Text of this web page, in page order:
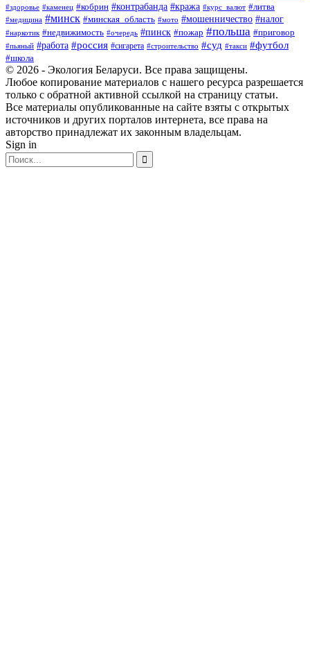
#здоровье #каменец #кобрин #контрабанда #кража #курс_валют #литва
#медицина #минск #минская_область #мото #мошенничество #налог
#наркотик #недвижимость #очередь #пинск #пожар #польша #приговор
#пьяный #работа #россия #сигарета #строительство #суд #такси #футбол
#школа
© 2026 - Экология Беларуси. Все права защищены.
Любое копирование материалов с нашего ресурса разрешается
только с обратной активной ссылкой на страницу статьи.
Все материалы опубликованные на сайте взяты с открытых
источников и других порталов интернета, все права на
авторство принадлежат их законным владельцам.
Sign in